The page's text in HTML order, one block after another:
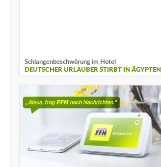
Schlangenbeschwörung im Hotel
DEUTSCHER URLAUBER STIRBT IN ÄGYPTEN